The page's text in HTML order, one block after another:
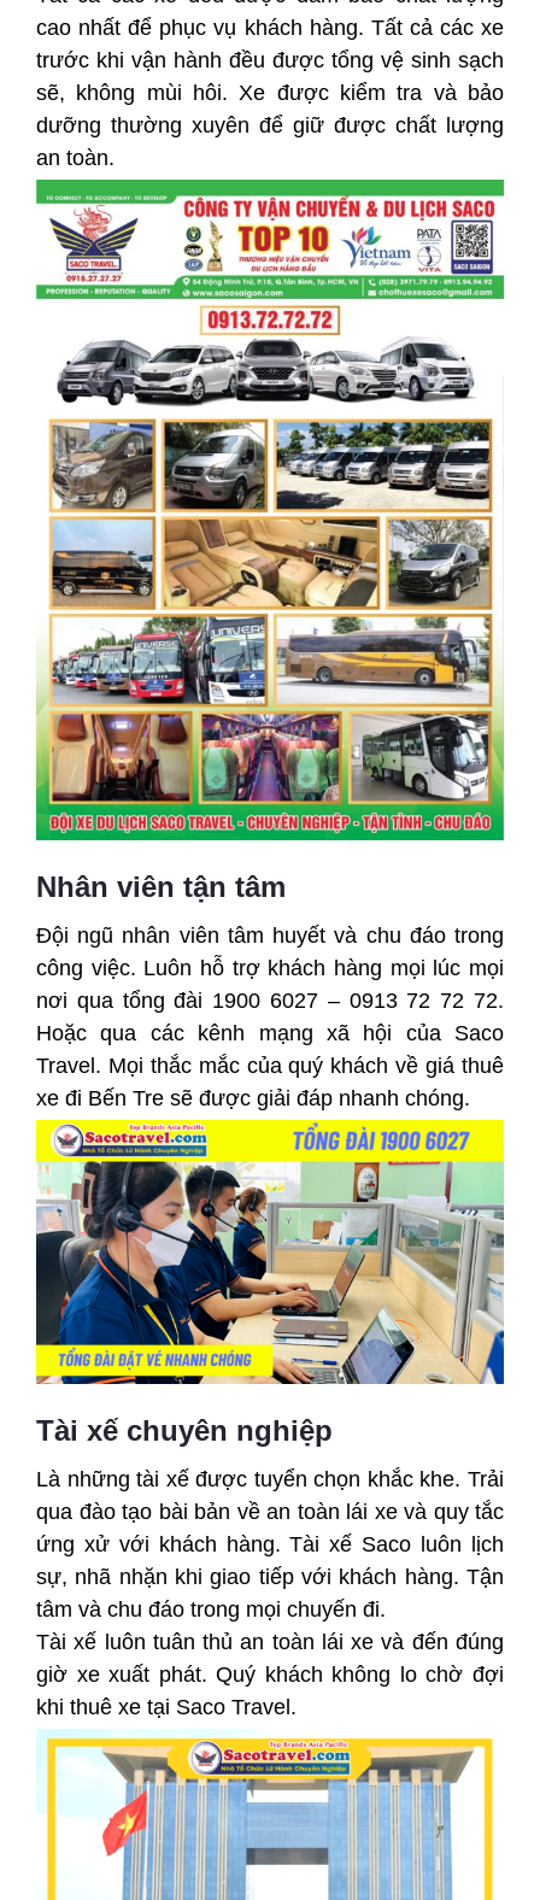
cao nhất để phục vụ khách hàng. Tất cả các xe
trước khi vận hành đều được tổng vệ sinh sạch
sẽ, không mùi hôi. Xe được kiểm tra và bảo
dưỡng thường xuyên để giữ được chất lượng
an toàn.
Nhân viên tận tâm
Đội ngũ nhân viên tâm huyết và chu đáo trong
công việc. Luôn hỗ trợ khách hàng mọi lúc mọi
nơi qua tổng đài 1900 6027 – 0913 72 72 72.
Hoặc qua các kênh mạng xã hội của Saco
Travel. Mọi thắc mắc của quý khách về giá thuê
xe đi Bến Tre sẽ được giải đáp nhanh chóng.
Tài xế chuyên nghiệp
Là những tài xế được tuyển chọn khắc khe. Trải
qua đào tạo bài bản về an toàn lái xe và quy tắc
ứng xử với khách hàng. Tài xế Saco luôn lịch
sự, nhã nhặn khi giao tiếp với khách hàng. Tận
tâm và chu đáo trong mọi chuyến đi.
Tài xế luôn tuân thủ an toàn lái xe và đến đúng
giờ xe xuất phát. Quý khách không lo chờ đợi
khi thuê xe tại Saco Travel.